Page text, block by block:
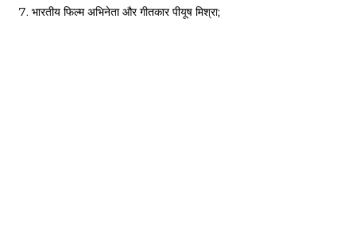
भारतीय फिल्म अभिनेता और गीतकार पीयूष मिश्रा;